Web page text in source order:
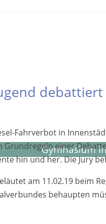
Gymnasium
de­battiert
Fahr­ver­bot in
Grund­regeln einer
hin und her. Die Jury
am 11.02.19 beim
be­haupten